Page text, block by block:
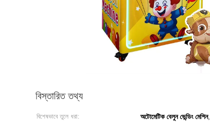
বিস্তারিত তথ্য
বিশেষভাবে তুলে ধরা: অটোমেটিক বেলুন ভেন্ডিং মেশিন,